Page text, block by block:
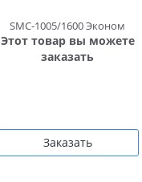
SMC-1005/1600 Эконом
Этот товар вы можете
заказать
Заказать